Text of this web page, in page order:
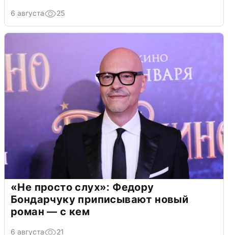
6 августа 25
«Не просто слух»: Федору
Бондарчуку приписывают новый
роман — с кем
6 августа 21